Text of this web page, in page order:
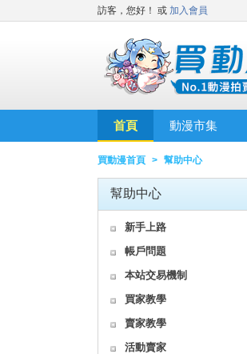
訪客，您好！ 或 加入會員
首頁 動漫市集
買動漫首頁 > 幫助中心
幫助中心
新手上路
帳戶問題
本站交易機制
買家教學
賣家教學
活動賣家